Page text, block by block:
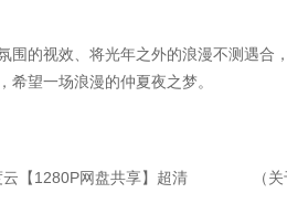
围的视效、将光年之外的浪漫不测遇合
望一场浪漫的仲夏夜之梦。
【1280P网盘共享】超清
（